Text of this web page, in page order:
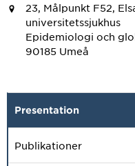
23, Målpunkt F52,
universitetssjukhus
Epidemiologi och
90185 Umeå
Presentation
Publikationer